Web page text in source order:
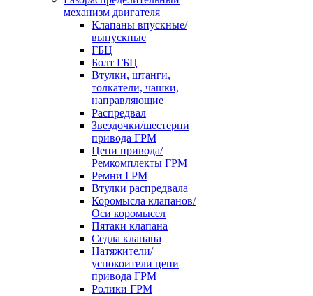
механизм двигателя
Клапаны впускные/
выпускные
ГБЦ
Болт ГБЦ
Втулки, штанги,
толкатели, чашки,
направляющие
Распредвал
Звездочки/шестерни
привода ГРМ
Цепи привода/
Ремкомплекты ГРМ
Ремни ГРМ
Втулки распредвала
Коромысла клапанов/
Оси коромысел
Пятаки клапана
Седла клапана
Натяжители/
успокоители цепи
привода ГРМ
Ролики ГРМ